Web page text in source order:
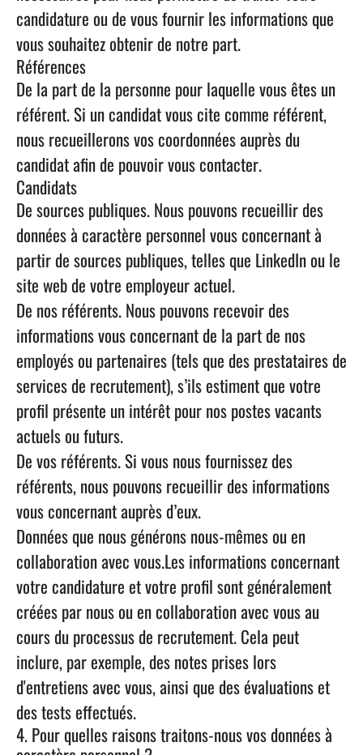
candidature ou de vous fournir les informations que
vous souhaitez obtenir de notre part.
Références
De la part de la personne pour laquelle vous êtes un
référent.Si un candidat vous cite comme référent,
nous recueillerons vos coordonnées auprès du
candidat afin de pouvoir vous contacter.
Candidats
De sources publiques.Nous pouvons recueillir des
données à caractère personnel vous concernant à
partir de sources publiques, telles que LinkedIn ou le
site web de votre employeur actuel.
De nos référents.Nous pouvons recevoir des
informations vous concernant de la part de nos
employés ou partenaires (tels que des prestataires de
services de recrutement), s’ils estiment que votre
profil présente un intérêt pour nos postes vacants
actuels ou futurs.
De vos référents.Si vous nous fournissez des
référents, nous pouvons recueillir des informations
vous concernant auprès d’eux.
Données que nous générons nous-mêmes ou en
collaboration avec vous.Les informations concernant
votre candidature et votre profil sont généralement
créées par nous ou en collaboration avec vous au
cours du processus de recrutement. Cela peut
inclure, par exemple, des notes prises lors
d'entretiens avec vous, ainsi que des évaluations et
des tests effectués.
4. Pour quelles raisons traitons-nous vos données à